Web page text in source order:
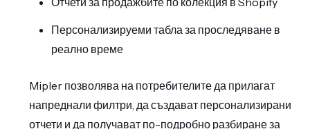
Персонализируеми табла за проследяване в
реално време
Mipler позволява на потребителите да прилагат
напреднали филтри, да създават персонализирани
отчети и да получават по-подробно разбиране за